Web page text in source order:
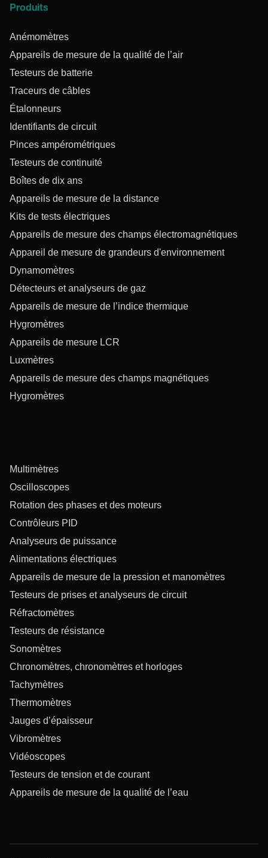
Produits
Anémomètres
Appareils de mesure de la qualité de l’air
Testeurs de batterie
Traceurs de câbles
Étalonneurs
Identifiants de circuit
Pinces ampérométriques
Testeurs de continuité
Boîtes de dix ans
Appareils de mesure de la distance
Kits de tests électriques
Appareils de mesure des champs électromagnétiques
Appareil de mesure de grandeurs d'environnement
Dynamomètres
Détecteurs et analyseurs de gaz
Appareils de mesure de l’indice thermique
Hygromètres
Appareils de mesure LCR
Luxmètres
Appareils de mesure des champs magnétiques
Hygromètres
Multimètres
Oscilloscopes
Rotation des phases et des moteurs
Contrôleurs PID
Analyseurs de puissance
Alimentations électriques
Appareils de mesure de la pression et manomètres
Testeurs de prises et analyseurs de circuit
Réfractomètres
Testeurs de résistance
Sonomètres
Chronomètres, chronomètres et horloges
Tachymètres
Thermomètres
Jauges d’épaisseur
Vibromètres
Vidéoscopes
Testeurs de tension et de courant
Appareils de mesure de la qualité de l’eau